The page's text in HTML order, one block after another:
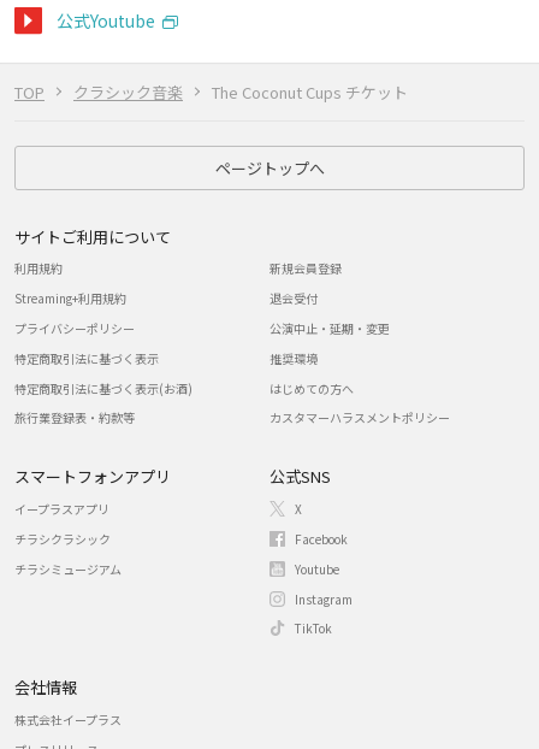
TOP クラシック音楽 The Coconut Cups チケット
公式Youtube
ページトップへ
サイトご利用について
利用規約
Streaming+利用規約
プライバシーポリシー
特定商取引法に基づく表示
特定商取引法に基づく表示(お酒)
旅行業登録表・約款等
新規会員登録
退会受付
公演中止・延期・変更
推奨環境
はじめての方へ
カスタマーハラスメントポリシー
スマートフォンアプリ
イープラスアプリ
チラシクラシック
チラシミュージアム
公式SNS
X
Facebook
Youtube
Instagram
TikTok
会社情報
株式会社イープラス